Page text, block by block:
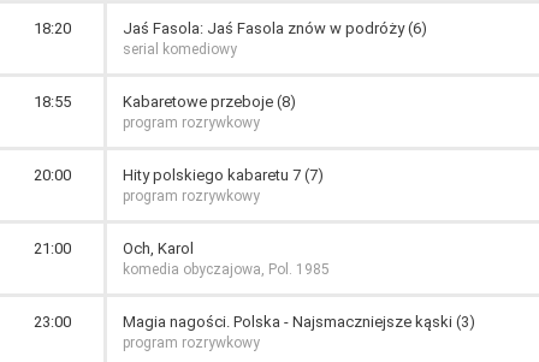
18:20 Jaś Fasola: Jaś Fasola znów w podróży (6)
serial komediowy
18:55 Kabaretowe przeboje (8)
program rozrywkowy
20:00 Hity polskiego kabaretu 7 (7)
program rozrywkowy
21:00 Och, Karol
komedia obyczajowa, Pol. 1985
23:00 Magia nagości. Polska - Najsmaczniejsze kąski (3)
program rozrywkowy